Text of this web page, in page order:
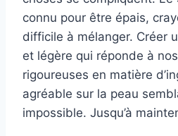
connu pour être épais,
difficile à mélanger. Créer
et légère qui réponde à
rigoureuses en matière
agréable sur la peau
impossible. Jusqu’à